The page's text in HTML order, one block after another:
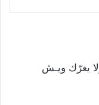
يغرّك ويـش